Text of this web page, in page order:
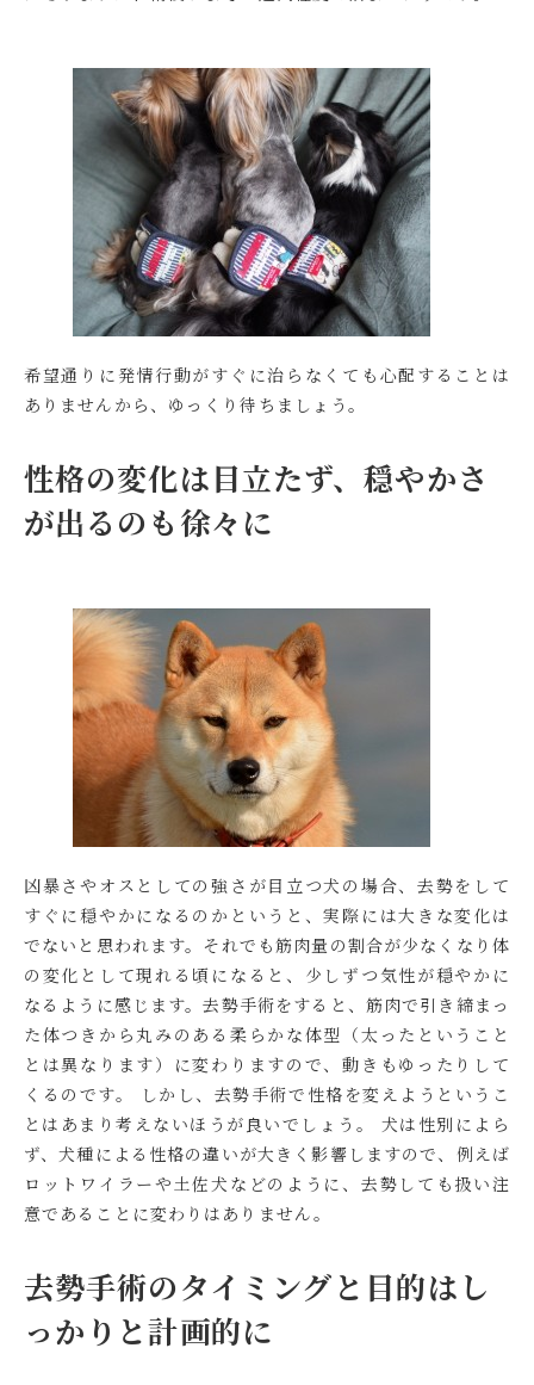
希望通りに発情行動がすぐに治らなくても心配することは
ありませんから、ゆっくり待ちましょう。
性格の変化は目立たず、穏やかさ
が出るのも徐々に
凶暴さやオスとしての強さが目立つ犬の場合、去勢をして
すぐに穏やかになるのかというと、実際には大きな変化は
でないと思われます。それでも筋肉量の割合が少なくなり体
の変化として現れる頃になると、少しずつ気性が穏やかに
なるように感じます。去勢手術をすると、筋肉で引き締まっ
た体つきから丸みのある柔らかな体型（太ったということ
とは異なります）に変わりますので、動きもゆったりして
くるのです。 しかし、去勢手術で性格を変えようというこ
とはあまり考えないほうが良いでしょう。 犬は性別によら
ず、犬種による性格の違いが大きく影響しますので、例えば
ロットワイラーや土佐犬などのように、去勢しても扱い注
意であることに変わりはありません。
去勢手術のタイミングと目的はし
っかりと計画的に